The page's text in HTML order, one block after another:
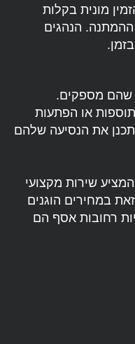
מונית בקלות
הנהגים
שהם מספקים.
או הפתעות
את הנסיעה שלהם
שירות מקצועי
במחירים הוגנים
רחובות אסף הם